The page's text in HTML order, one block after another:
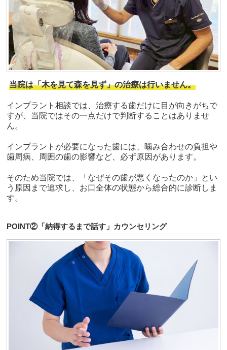
当院は「木を見て森を見ず」の治療は行いません。
インプラント相談では、治療する歯だけに目が向きがちで
すが、当院ではその一点だけで判断することはありませ
ん。
インプラントが必要になった歯には、噛み合わせの負担や
歯周病、周囲の歯の影響など、必ず原因があります。
そのため当院では、「なぜその歯が悪くなったのか」とい
う原因まで追求し、お口全体の状態から総合的に診断しま
す。
POINT②「納得するまで話す」カウンセリング